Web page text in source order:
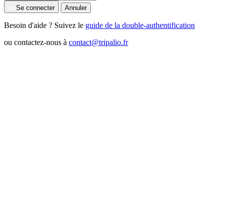
Se connecter Annuler
Besoin d'aide ? Suivez le guide de la double-authentification
ou contactez-nous à contact@tripalio.fr